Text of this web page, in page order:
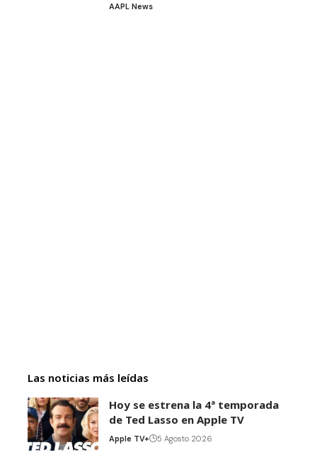
AAPL News
Las noticias más leídas
Hoy se estrena la 4ª temporada
de Ted Lasso en Apple TV
Apple TV+ 5 Agosto 2026